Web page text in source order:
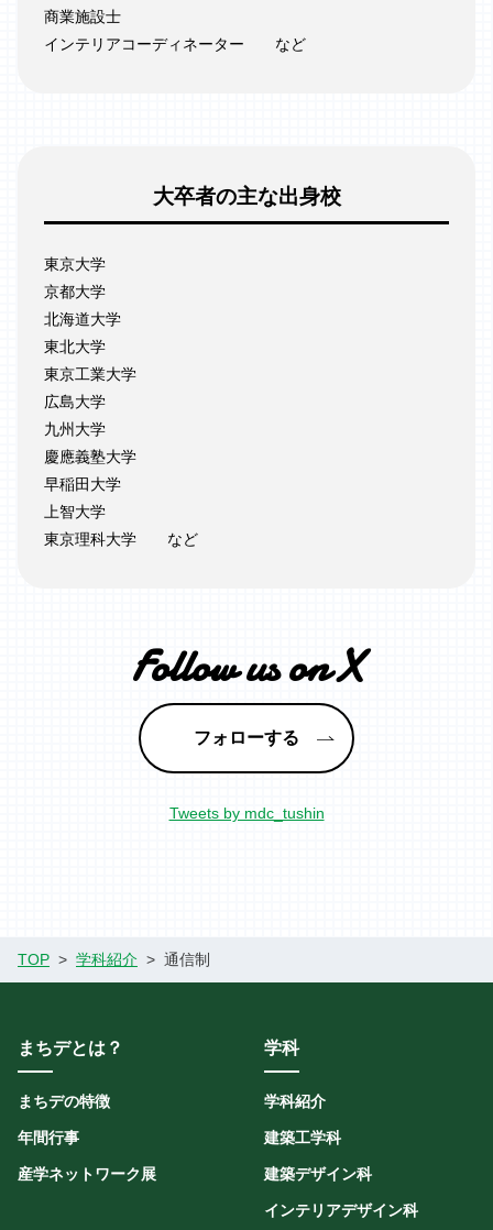
商業施設士
インテリアコーディネーター
など
大卒者の主な出身校
東京大学
京都大学
北海道大学
東北大学
東京工業大学
広島大学
九州大学
慶應義塾大学
早稲田大学
上智大学
東京理科大学
など
Follow us on X
フォローする
Tweets by mdc_tushin
TOP 学科紹介 通信制
まちデとは？
まちデの特徴
年間行事
産学ネットワーク展
学科
学科紹介
建築工学科
建築デザイン科
インテリアデザイン科